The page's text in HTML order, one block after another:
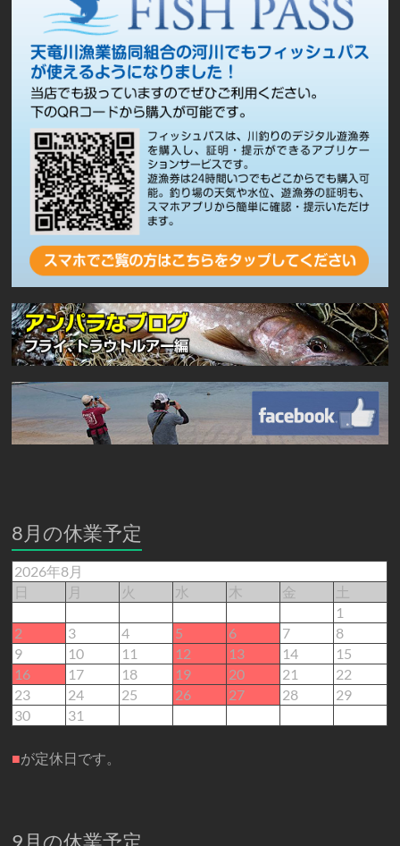
8月の休業予定
2026年8月
日
月 火 水 木 金
土
1
2
3 4 5 6 7
8
9
10 11 12 13 14
15
16
17 18 19 20 21
22
23
24 25 26 27 28
29
30
31
■が定休日です。
9月の休業予定